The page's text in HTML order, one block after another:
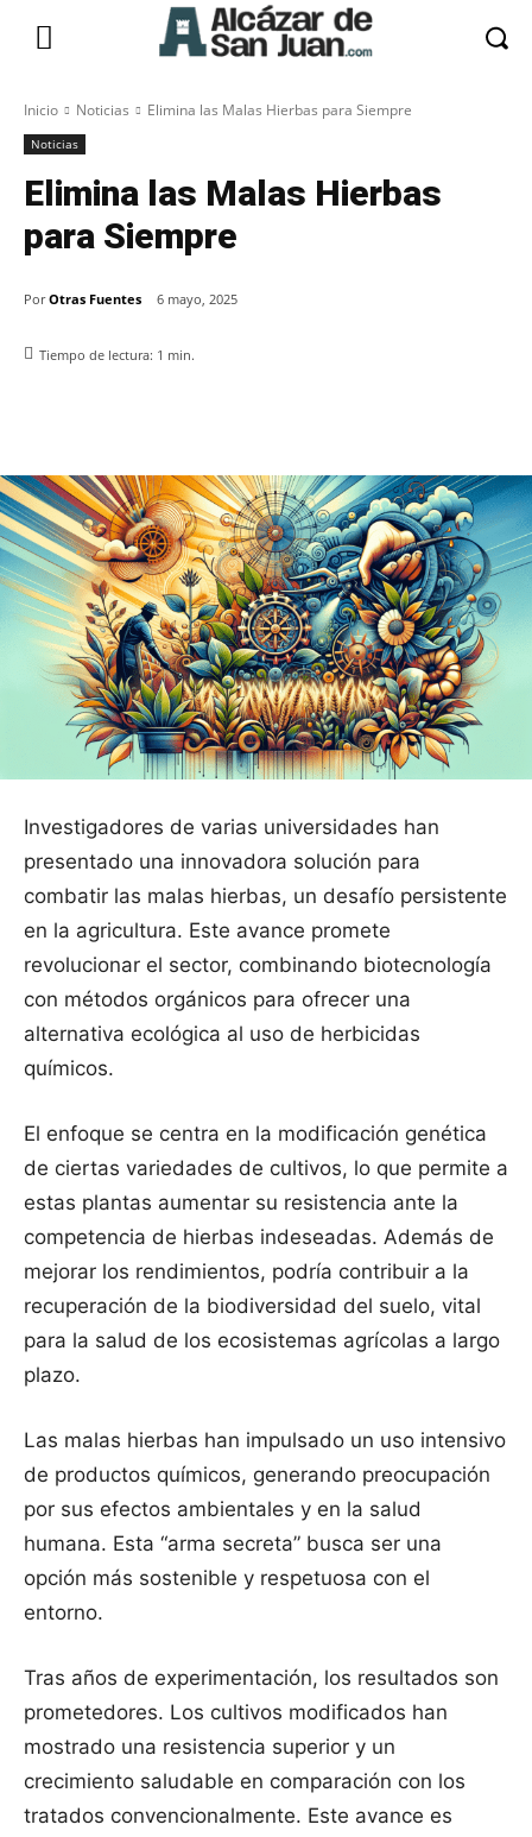
Inicio Noticias Elimina las Malas Hierbas para Siempre
Noticias
Elimina las Malas Hierbas
para Siempre
Por Otras Fuentes 6 mayo, 2025
Tiempo de lectura: 1 min.
Investigadores de varias universidades han
presentado una innovadora solución para
combatir las malas hierbas, un desafío persistente
en la agricultura. Este avance promete
revolucionar el sector, combinando biotecnología
con métodos orgánicos para ofrecer una
alternativa ecológica al uso de herbicidas
químicos.
El enfoque se centra en la modificación genética
de ciertas variedades de cultivos, lo que permite a
estas plantas aumentar su resistencia ante la
competencia de hierbas indeseadas. Además de
mejorar los rendimientos, podría contribuir a la
recuperación de la biodiversidad del suelo, vital
para la salud de los ecosistemas agrícolas a largo
plazo.
Las malas hierbas han impulsado un uso intensivo
de productos químicos, generando preocupación
por sus efectos ambientales y en la salud
humana. Esta “arma secreta” busca ser una
opción más sostenible y respetuosa con el
entorno.
Tras años de experimentación, los resultados son
prometedores. Los cultivos modificados han
mostrado una resistencia superior y un
crecimiento saludable en comparación con los
tratados convencionalmente. Este avance es